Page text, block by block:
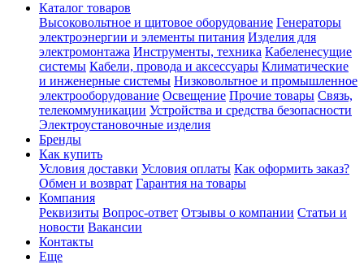
Каталог товаров
Высоковольтное и щитовое оборудование Генераторы
электроэнергии и элементы питания Изделия для
электромонтажа Инструменты, техника Кабеленесущие
системы Кабели, провода и аксессуары Климатические
и инженерные системы Низковольтное и промышленное
электрооборудование Освещение Прочие товары Связь,
телекоммуникации Устройства и средства безопасности
Электроустановочные изделия
Бренды
Как купить
Условия доставки Условия оплаты Как оформить заказ?
Обмен и возврат Гарантия на товары
Компания
Реквизиты Вопрос-ответ Отзывы о компании Статьи и
новости Вакансии
Контакты
Еще